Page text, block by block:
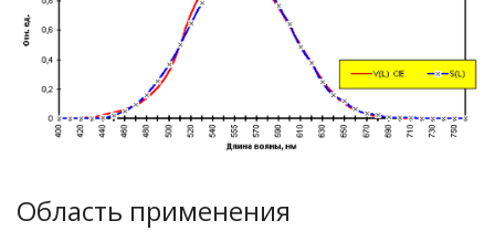
Область применения